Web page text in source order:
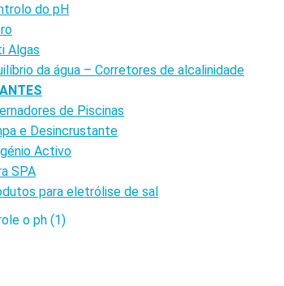
do pH
Algas
da água – Corretores de alcalinidade
de Piscinas
e Desincrustante
Activo
SPA
para eletrólise de sal